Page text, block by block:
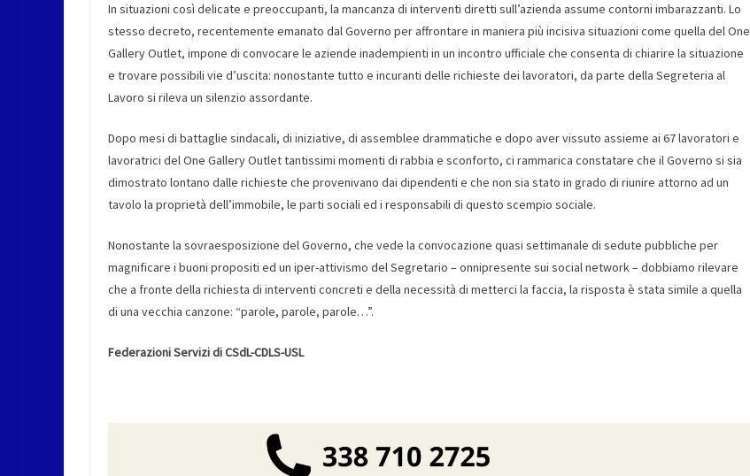
In situazioni così delicate e preoccupanti, la mancanza di interventi diretti sull’azienda assume contorni imbarazzanti. Lo
stesso decreto, recentemente emanato dal Governo per affrontare in maniera più incisiva situazioni come quella del One
Gallery Outlet, impone di convocare le aziende inadempienti in un incontro ufficiale che consenta di chiarire la situazione
e trovare possibili vie d’uscita: nonostante tutto e incuranti delle richieste dei lavoratori, da parte della Segreteria al
Lavoro si rileva un silenzio assordante.
Dopo mesi di battaglie sindacali, di iniziative, di assemblee drammatiche e dopo aver vissuto assieme ai 67 lavoratori e
lavoratrici del One Gallery Outlet tantissimi momenti di rabbia e sconforto, ci rammarica constatare che il Governo si sia
dimostrato lontano dalle richieste che provenivano dai dipendenti e che non sia stato in grado di riunire attorno ad un
tavolo la proprietà dell’immobile, le parti sociali ed i responsabili di questo scempio sociale.
Nonostante la sovraesposizione del Governo, che vede la convocazione quasi settimanale di sedute pubbliche per
magnificare i buoni propositi ed un iper-attivismo del Segretario – onnipresente sui social network – dobbiamo rilevare
che a fronte della richiesta di interventi concreti e della necessità di metterci la faccia, la risposta è stata simile a quella
di una vecchia canzone: “parole, parole, parole…”.
Federazioni Servizi di CSdL-CDLS-USL